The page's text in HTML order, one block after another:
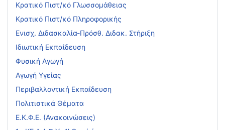
Κρατικό Πιστ/κό Γλωσσομάθειας
Κρατικό Πιστ/κό Πληροφορικής
Ενισχ. Διδασκαλία-Πρόσθ. Διδακ. Στήριξη
Ιδιωτική Εκπαίδευση
Φυσική Αγωγή
Αγωγή Υγείας
Περιβαλλοντική Εκπαίδευση
Πολιτιστικά Θέματα
Ε.Κ.Φ.Ε. (Ανακοινώσεις)